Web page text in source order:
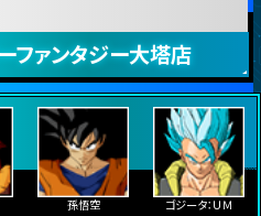
ファンタジー大塔店
孫悟空 ゴジータ：ＵＭ